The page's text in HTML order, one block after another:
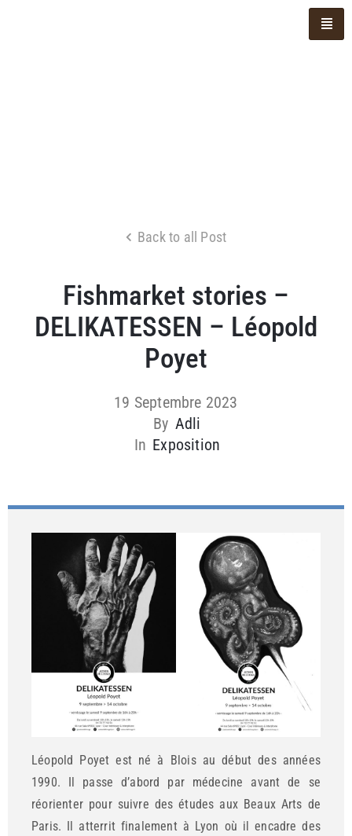
Back to all Post
Fishmarket stories –
DELIKATESSEN – Léopold
Poyet
19 Septembre 2023
By Adli
In Exposition
Léopold Poyet est né à Blois au début des années
1990. Il passe d’abord par médecine avant de se
réorienter pour suivre des études aux Beaux Arts de
Paris. Il atterrit finalement à Lyon où il encadre des